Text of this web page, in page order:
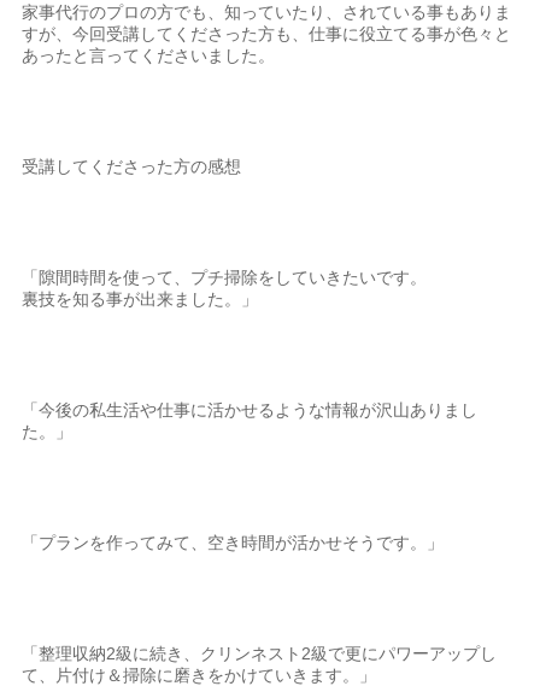
家事代行のプロの方でも、知っていたり、されている事もありま
すが、今回受講してくださった方も、仕事に役立てる事が色々と
あったと言ってくださいました。
受講してくださった方の感想
「隙間時間を使って、プチ掃除をしていきたいです。
裏技を知る事が出来ました。」
「今後の私生活や仕事に活かせるような情報が沢山ありまし
た。」
「プランを作ってみて、空き時間が活かせそうです。」
「整理収納2級に続き、クリンネスト2級で更にパワーアップし
て、片付け＆掃除に磨きをかけていきます。」